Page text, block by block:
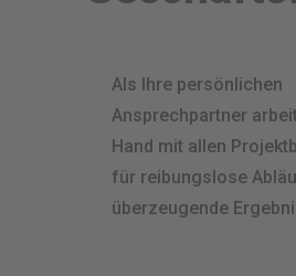
Als Ihre persönlichen
Ansprechpartner
Hand mit allen
für reibungslose
überzeugende